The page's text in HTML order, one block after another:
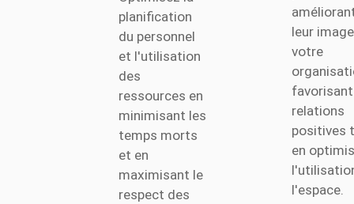
planification
du personnel
et l'utilisation
des
ressources en
minimisant les
temps morts
et en
maximisant le
respect des
leur
votre
relations
positives
en
l'espace.